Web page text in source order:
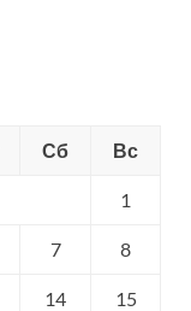
Сб Вс
1
7 8
14 15